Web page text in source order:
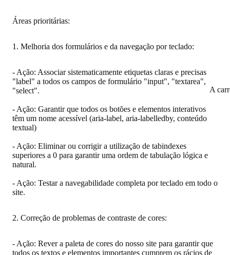
A
Áreas prioritárias:
1. Melhoria dos formulários e da navegação por teclado:
- Ação: Associar sistematicamente etiquetas claras e precisas
"label" a todos os campos de formulário "input", "textarea",
"select".
- Ação: Garantir que todos os botões e elementos interativos
têm um nome acessível (aria-label, aria-labelledby, conteúdo
textual)
- Ação: Eliminar ou corrigir a utilização de tabindexes
superiores a 0 para garantir uma ordem de tabulação lógica e
natural.
- Ação: Testar a navegabilidade completa por teclado em todo o
site.
2. Correção de problemas de contraste de cores:
- Ação: Rever a paleta de cores do nosso site para garantir que
todos os textos e elementos importantes cumprem os rácios de